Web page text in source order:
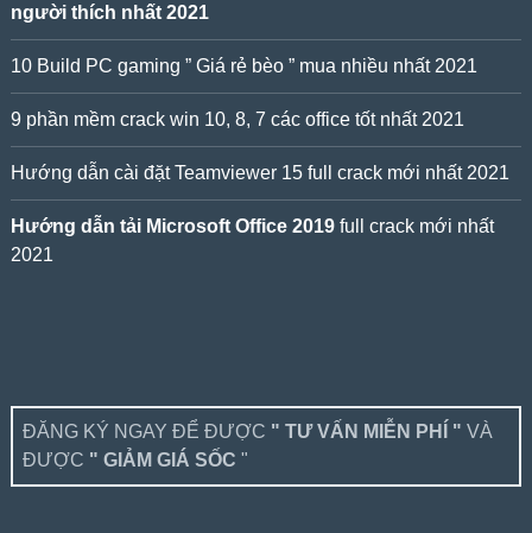
người thích nhất 2021
10 Build PC gaming ” Giá rẻ bèo ” mua nhiều nhất 2021
9 phần mềm crack win 10, 8, 7 các office tốt nhất 2021
Hướng dẫn cài đặt Teamviewer 15 full crack mới nhất 2021
Hướng dẫn tải Microsoft Office 2019full crack mới nhất
2021
ĐĂNG KÝ NGAY ĐỂ ĐƯỢC " TƯ VẤN MIỄN PHÍ " VÀ
ĐƯỢC " GIẢM GIÁ SỐC "